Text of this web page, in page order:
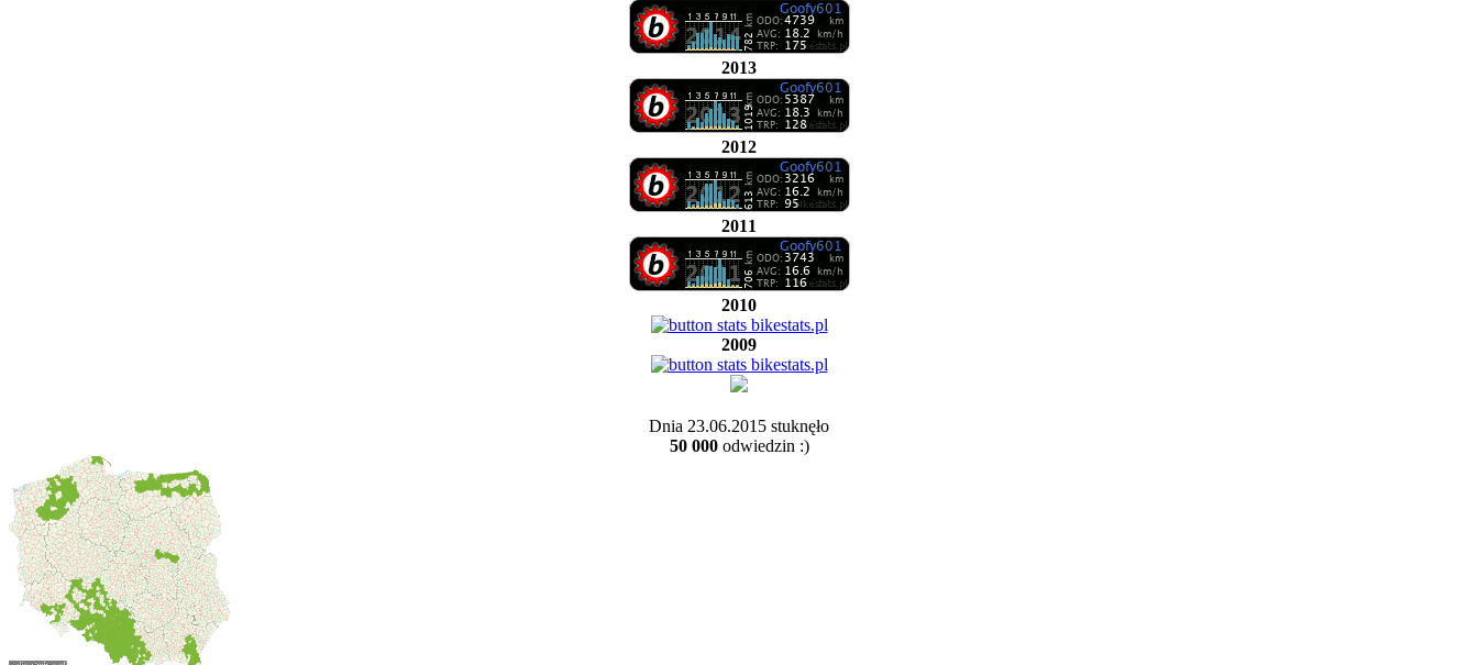
2013
2012
2011
2010
2009
Dnia 23.06.2015 stuknęło
50 000odwiedzin :)